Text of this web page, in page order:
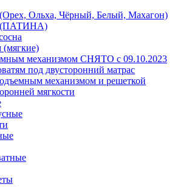
Ольха, Чёрный, Белый, Махагон)
(ПАТИНА)
механизмом СНЯТО с 09.10.2023
под двусторонний матрас
механизмом и решеткой
мягкости